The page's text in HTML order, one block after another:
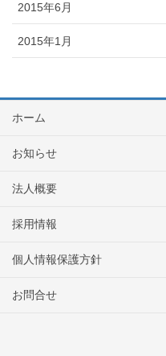
2015年6月
2015年1月
ホーム
お知らせ
法人概要
採用情報
個人情報保護方針
お問合せ